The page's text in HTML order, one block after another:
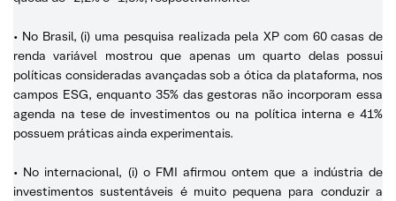
• No Brasil, (i) uma pesquisa realizada pela XP com 60 casas de
renda variável mostrou que apenas um quarto delas possui
políticas consideradas avançadas sob a ótica da plataforma, nos
campos ESG, enquanto 35% das gestoras não incorporam essa
agenda na tese de investimentos ou na política interna e 41%
possuem práticas ainda experimentais.
• No internacional, (i) o FMI afirmou ontem que a indústria de
investimentos sustentáveis é muito pequena para conduzir a